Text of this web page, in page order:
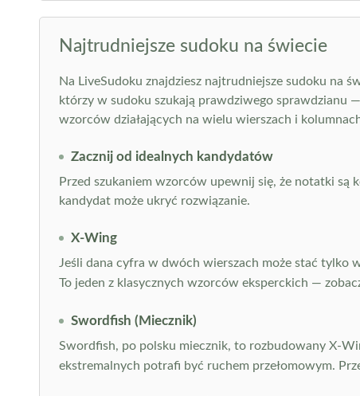
Najtrudniejsze sudoku na świecie
Na LiveSudoku znajdziesz najtrudniejsze sudoku na
którzy w sudoku szukają prawdziwego sprawdzianu
wzorców działających na wielu wierszach i
Zacznij od idealnych kandydatów
Przed szukaniem wzorców upewnij się, że notatki są
kandydat może ukryć rozwiązanie.
X-Wing
Jeśli dana cyfra w dwóch wierszach może stać tylko
To jeden z klasycznych wzorców eksperckich —
Swordfish (Miecznik)
Swordfish, po polsku miecznik, to rozbudowany X-
ekstremalnych potrafi być ruchem przełomowym.